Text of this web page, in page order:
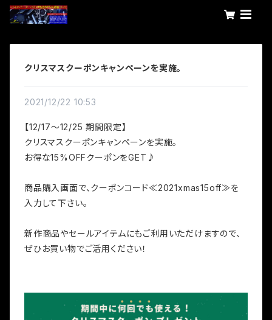
クリスマスクーポンキャンペーンを実施。
2021/12/22 10:53
【12/17～12/25 期間限定】
クリスマスクーポンキャンペーンを実施。
お得な15%OFFクーポンをGET♪
商品購入画面で、クーポンコード≪2021xmas15off≫を
入力して下さい。
新作商品やセールアイテムにもご利用いただけますので、
ぜひお買い物でご活用ください！